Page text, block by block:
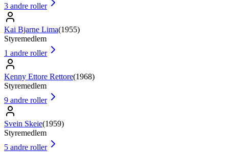
3 andre roller
Kai Bjarne Lima(1955)
Styremedlem
1 andre roller
Kenny Ettore Rettore(1968)
Styremedlem
9 andre roller
Svein Skeie(1959)
Styremedlem
5 andre roller